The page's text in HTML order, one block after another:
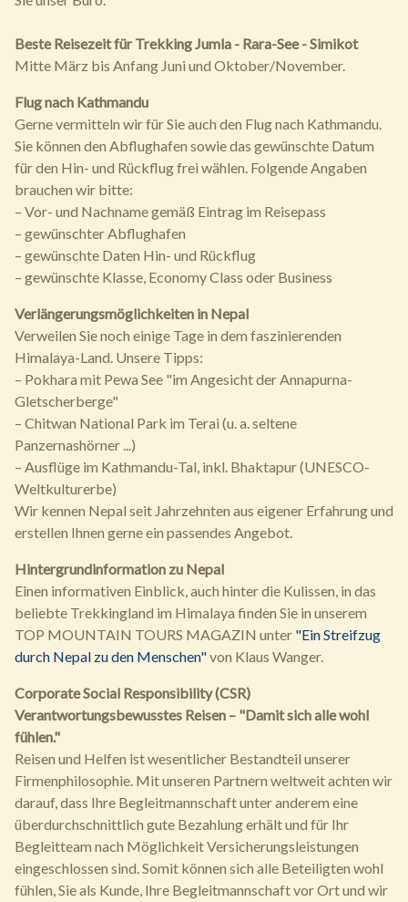
Beste Reisezeit für Trekking Jumla - Rara-See - Simikot
Mitte März bis Anfang Juni und Oktober/November.
Flug nach Kathmandu
Gerne vermitteln wir für Sie auch den Flug nach Kathmandu.
Sie können den Abflughafen sowie das gewünschte Datum
für den Hin- und Rückflug frei wählen. Folgende Angaben
brauchen wir bitte:
– Vor- und Nachname gemäß Eintrag im Reisepass
– gewünschter Abflughafen
– gewünschte Daten Hin- und Rückflug
– gewünschte Klasse, Economy Class oder Business
Verlängerungsmöglichkeiten in Nepal
Verweilen Sie noch einige Tage in dem faszinierenden
Himalaya-Land. Unsere Tipps:
– Pokhara mit Pewa See "im Angesicht der Annapurna-
Gletscherberge"
– Chitwan National Park im Terai (u. a. seltene
Panzernashörner ...)
– Ausflüge im Kathmandu-Tal, inkl. Bhaktapur (UNESCO-
Weltkulturerbe)
Wir kennen Nepal seit Jahrzehnten aus eigener Erfahrung und
erstellen Ihnen gerne ein passendes Angebot.
Hintergrundinformation zu Nepal
Einen informativen Einblick, auch hinter die Kulissen, in das
beliebte Trekkingland im Himalaya finden Sie in unserem
TOP MOUNTAIN TOURS MAGAZIN unter "Ein Streifzug
durch Nepal zu den Menschen"von Klaus Wanger.
Corporate Social Responsibility (CSR)
Verantwortungsbewusstes Reisen – "Damit sich alle wohl
fühlen."
Reisen und Helfen ist wesentlicher Bestandteil unserer
Firmenphilosophie. Mit unseren Partnern weltweit achten wir
darauf, dass Ihre Begleitmannschaft unter anderem eine
überdurchschnittlich gute Bezahlung erhält und für Ihr
Begleitteam nach Möglichkeit Versicherungsleistungen
eingeschlossen sind. Somit können sich alle Beteiligten wohl
fühlen, Sie als Kunde, Ihre Begleitmannschaft vor Ort und wir